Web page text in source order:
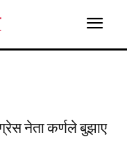
नेता कर्णले बुझाए